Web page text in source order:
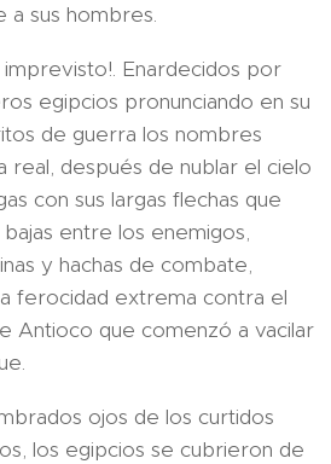
a sus hombres.
imprevisto!. Enardecidos por
egipcios pronunciando en su
de guerra los nombres
real, después de nublar el cielo
con sus largas flechas que
entre los enemigos,
y hachas de combate,
ferocidad extrema contra el
Antioco que comenzó a vacilar
ojos de los curtidos
los egipcios se cubrieron de